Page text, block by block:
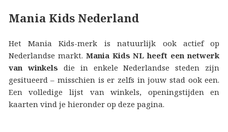
Mania Kids Nederland
Het Mania Kids-merk is natuurlijk ook actief op
Nederlandse markt. Mania Kids NL heeft een netwerk
van winkels die in enkele Nederlandse steden zijn
gesitueerd – misschien is er zelfs in jouw stad ook een.
Een volledige lijst van winkels, openingstijden en
kaarten vind je hieronder op deze pagina.